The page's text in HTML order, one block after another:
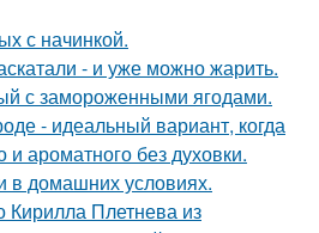
с начинкой.
- и уже можно жарить.
с замороженными ягодами.
- идеальный вариант, когда
и ароматного без духовки.
в домашних условиях.
Плетнева из